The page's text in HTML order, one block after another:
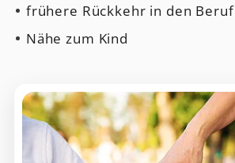
frühere Rückkehr in den Beruf
Nähe zum Kind